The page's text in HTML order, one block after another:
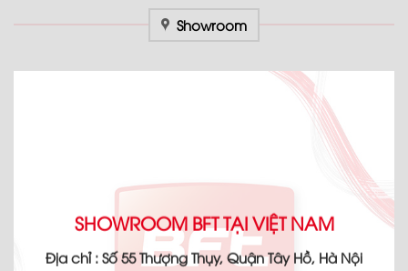
Showroom
SHOWROOM BFT TẠI VIỆT NAM
Địa chỉ : Số 55 Thượng Thụy, Quận Tây Hồ, Hà Nội